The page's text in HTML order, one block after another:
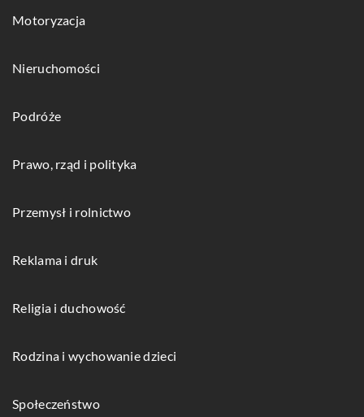
Motoryzacja
Nieruchomości
Podróże
Prawo, rząd i polityka
Przemysł i rolnictwo
Reklama i druk
Religia i duchowość
Rodzina i wychowanie dzieci
Społeczeństwo